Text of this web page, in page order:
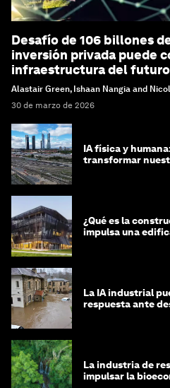
Desafío de 106 billones
inversión privada puede
infraestructura del futuro
Alastair Green, Ishaan Nangia and
30 de marzo de 2026
IA física y
transformar
¿Qué es la
impulsa una
La IA industrial
respuesta ante
La industria de
impulsar la